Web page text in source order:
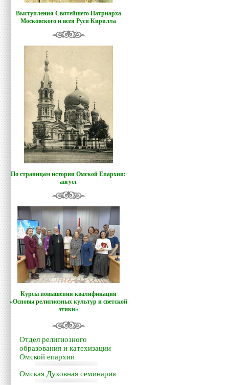
Выступления Святейшего Патриарха
Московского и всея Руси Кирилла
По страницам истории Омской Епархии:
август
Курсы повышения квалификации
«Основы религиозных культур и светской
этики»
Отдел религиозного
образования и катехизации
Омской епархии
Омская Духовная семинария